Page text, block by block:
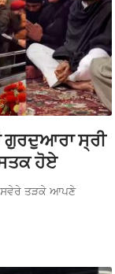
ਗੁਰਦੁਆਰਾ ਸ੍ਰੀ
ਹੋਏ
ਸਵੇਰੇ ਤੜਕੇ ਆਪਣੇ